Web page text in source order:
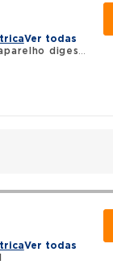
Ver todas
digestivo
Ver todas